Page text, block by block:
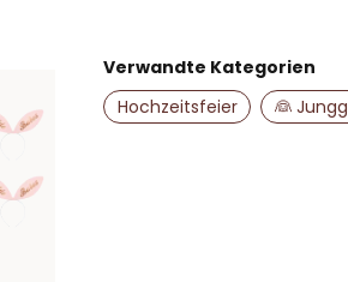
name
Name
Verwandte Kategorien
Hochzeitsfeier
👰